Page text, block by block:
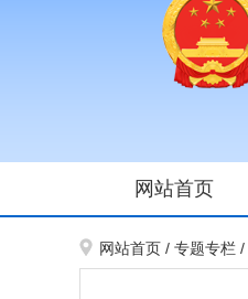
网站首页
网站首页 / 专题专栏 /